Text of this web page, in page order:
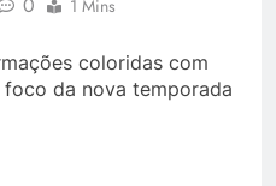
1 Mins
coloridas com
da nova temporada